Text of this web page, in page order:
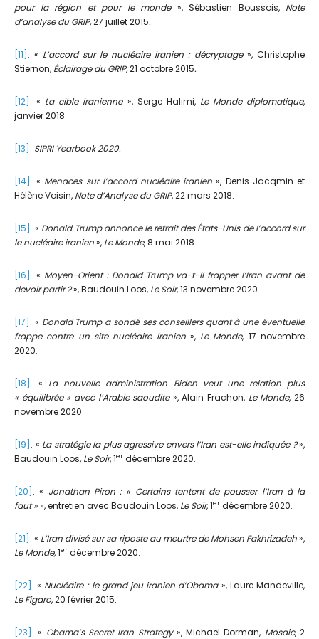
pour la région et pour le monde», Sébastien Boussois, Note
d’analyse du GRIP,27 juillet 2015.
[11] . « L’accord sur le nucléaire iranien : décryptage», Christophe
Stiernon, Éclairage du GRIP,21 octobre 2015.
[12] . « La cible iranienne», Serge Halimi, Le Monde diplomatique,
janvier 2018.
[13] . SIPRI Yearbook 2020.
[14] . « Menaces sur l’accord nucléaire iranien », Denis Jacqmin et
Hélène Voisin, Note d’Analyse du GRIP, 22 mars 2018.
[15] . « Donald Trump annonce le retrait des États-Unis de l’accord sur
le nucléaire iranien», Le Monde, 8 mai 2018.
[16] . « Moyen-Orient : Donald Trump va-t-il frapper l’Iran avant de
devoir partir ?», Baudouin Loos, Le Soir, 13 novembre 2020.
[17] . « Donald Trump a sondé ses conseillers quant à une éventuelle
frappe contre un site nucléaire iranien», Le Monde, 17 novembre
2020.
[18] . « La nouvelle administration Biden veut une relation plus
« équilibrée » avec l’Arabie saoudite», Alain Frachon, Le Monde, 26
novembre 2020
[19] . « La stratégie la plus agressive envers l’Iran est-elle indiquée ?»,
Baudouin Loos, Le Soir, 1er décembre 2020.
[20] . « Jonathan Piron : « Certains tentent de pousser l’Iran à la
faut »», entretien avec Baudouin Loos, Le Soir, 1er décembre 2020.
[21] . « L’Iran divisé sur sa riposte au meurtre de Mohsen Fakhrizadeh»,
Le Monde,1er décembre 2020.
[22] . « Nucléaire : le grand jeu iranien d’Obama», Laure Mandeville,
Le Figaro, 20 février 2015.
[23] . « Obama’s Secret Iran Strategy», Michael Dorman, Mosaic, 2